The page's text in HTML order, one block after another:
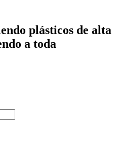
plásticos de alta
a toda